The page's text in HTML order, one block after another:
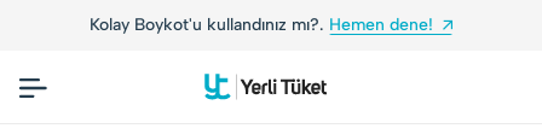
Yerli Tüketiciler, Yerli Markalarla Buluşuyor!